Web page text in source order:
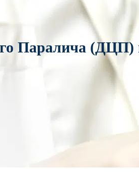
Паралича (ДЦП)